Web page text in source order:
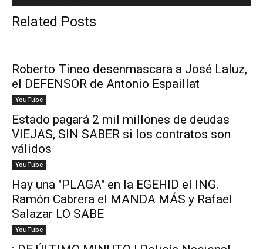
Related Posts
Roberto Tineo desenmascara a José Laluz,
el DEFENSOR de Antonio Espaillat
YouTube
Estado pagará 2 mil millones de deudas
VIEJAS, SIN SABER si los contratos son
válidos
YouTube
Hay una "PLAGA" en la EGEHID el ING.
Ramón Cabrera el MANDA MÁS y Rafael
Salazar LO SABE
YouTube